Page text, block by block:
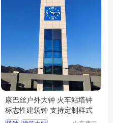
康巴丝户外大钟 火车站塔钟
标志性建筑钟 支持定制样式